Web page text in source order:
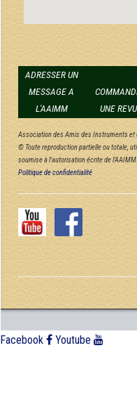
ADRESSER UN
MESSAGE A
L'AAIMM
UNE
Association des Amis des Instruments et
© Toute reproduction partielle ou totale,
soumise à l'autorisation écrite de l'AAIMM.
Politique de confidentialité
Facebook Youtube